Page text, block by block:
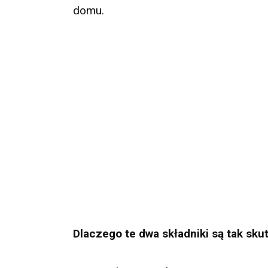
domu.
Dlaczego te dwa składniki są tak